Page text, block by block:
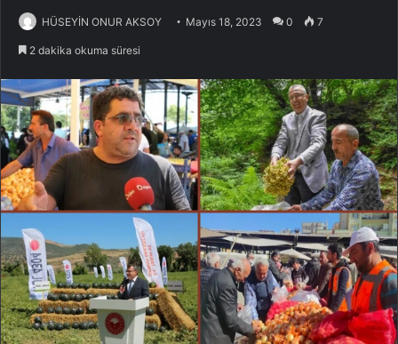
HÜSEYİN ONUR AKSOY Mayıs 18, 2023 0 7
2 dakika okuma süresi